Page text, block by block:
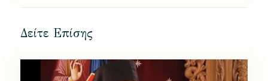
Δείτε Επίσης